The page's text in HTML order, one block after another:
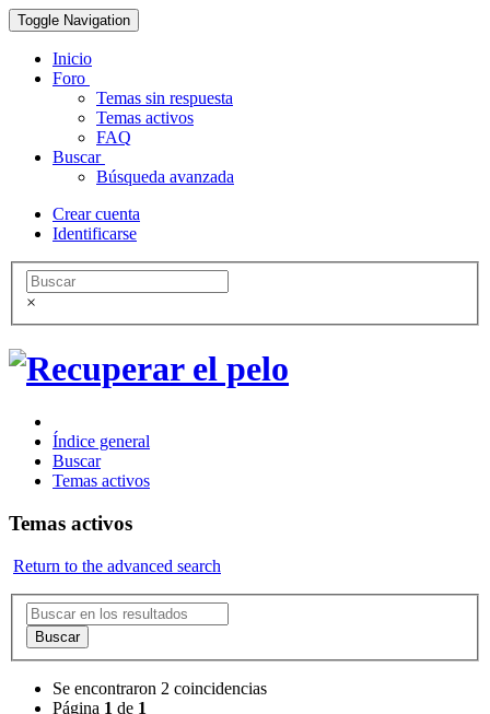
Toggle Navigation
Inicio
Foro
Temas sin respuesta
Temas activos
FAQ
Buscar
Búsqueda avanzada
Crear cuenta
Identificarse
×
Índice general
Buscar
Temas activos
Temas activos
Return to the advanced search
Buscar
Se encontraron 2 coincidencias
Página 1 de 1